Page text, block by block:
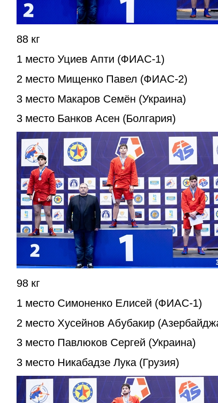
88 кг
1 место Уциев Апти (ФИАС-1)
2 место Мищенко Павел (ФИАС-2)
3 место Макаров Семён (Украина)
3 место Банков Асен (Болгария)
98 кг
1 место Симоненко Елисей (ФИАС-1)
2 место Хусейнов Абубакир
3 место Павлюков Сергей (Украина)
3 место Никабадзе Лука (Грузия)